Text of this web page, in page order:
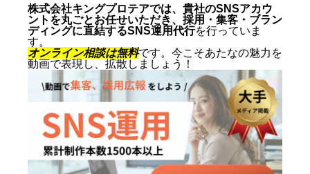
市生まれ。10代からSNSマーケテ
ィングの最前線に立ち、ショート
動画を軸にした集客・ブランディ
ングを専門とする。SNS運用代行
およびショート動画制作では累計
1,500本以上を手がけ、再生され
る動画の型と、フォロワーを「指
名・来店・売上」へ変える設計に
定評がある。 キャリアの原点は、
株式会社キングプロテアでは、貴社のSNSアカウ
ントを丸ごとお任せいただき、採用・集客・ブラン
ディングに直結するSNS運用代行を行っていま
す。
オンライン相談は無料です。今こそあたなの魅力を
動画で表現し、拡散しましょう！